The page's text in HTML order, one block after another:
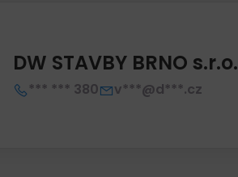
DW STAVBY BRNO s.r.o.
*** *** 380 v***@d***.cz